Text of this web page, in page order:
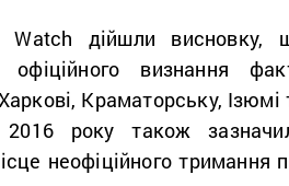
дійшли висновку,
визнання
Краматорську, Ізюмі
року також
неофіційного тримання